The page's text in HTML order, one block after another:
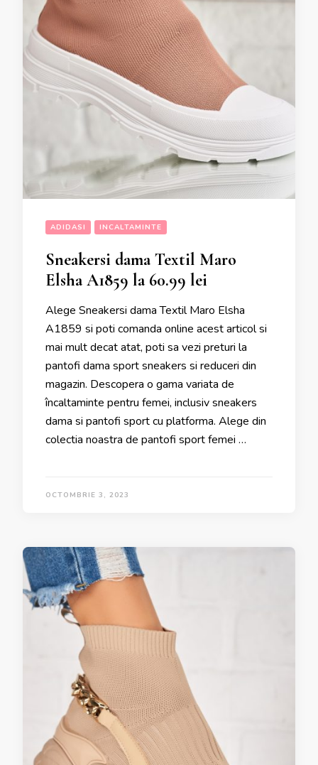
ADIDASI INCALTAMINTE
Sneakersi dama Textil Maro
Elsha A1859 la 60.99 lei
Alege Sneakersi dama Textil Maro Elsha
A1859 si poti comanda online acest articol si
mai mult decat atat, poti sa vezi preturi la
pantofi dama sport sneakers si reduceri din
magazin. Descopera o gama variata de
încaltaminte pentru femei, inclusiv sneakers
dama si pantofi sport cu platforma. Alege din
colectia noastra de pantofi sport femei …
OCTOMBRIE 3, 2023